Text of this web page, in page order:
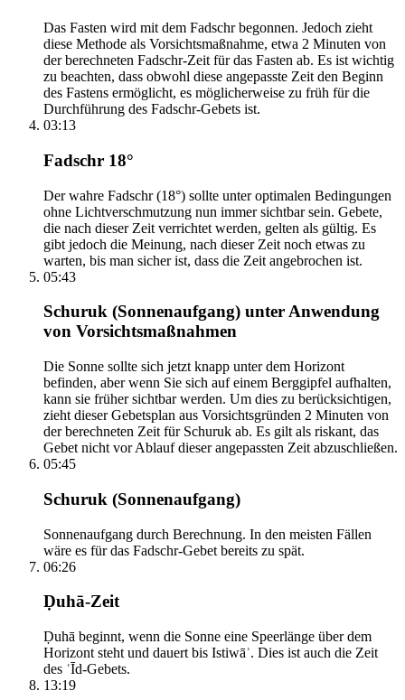
Das Fasten wird mit dem Fadschr begonnen. Jedoch zieht
diese Methode als Vorsichtsmaßnahme, etwa 2 Minuten von
der berechneten Fadschr-Zeit für das Fasten ab. Es ist wichtig
zu beachten, dass obwohl diese angepasste Zeit den Beginn
des Fastens ermöglicht, es möglicherweise zu früh für die
Durchführung des Fadschr-Gebets ist.
03:13
Fadschr 18°
Der wahre Fadschr (18°) sollte unter optimalen Bedingungen
ohne Lichtverschmutzung nun immer sichtbar sein. Gebete,
die nach dieser Zeit verrichtet werden, gelten als gültig. Es
gibt jedoch die Meinung, nach dieser Zeit noch etwas zu
warten, bis man sicher ist, dass die Zeit angebrochen ist.
05:43
Schuruk (Sonnenaufgang) unter Anwendung
von Vorsichtsmaßnahmen
Die Sonne sollte sich jetzt knapp unter dem Horizont
befinden, aber wenn Sie sich auf einem Berggipfel aufhalten,
kann sie früher sichtbar werden. Um dies zu berücksichtigen,
zieht dieser Gebetsplan aus Vorsichtsgründen 2 Minuten von
der berechneten Zeit für Schuruk ab. Es gilt als riskant, das
Gebet nicht vor Ablauf dieser angepassten Zeit abzuschließen.
05:45
Schuruk (Sonnenaufgang)
Sonnenaufgang durch Berechnung. In den meisten Fällen
wäre es für das Fadschr-Gebet bereits zu spät.
06:26
Ḍuhā-Zeit
Ḍuhā beginnt, wenn die Sonne eine Speerlänge über dem
Horizont steht und dauert bis Istiwāʾ. Dies ist auch die Zeit
des ʿĪd-Gebets.
13:19